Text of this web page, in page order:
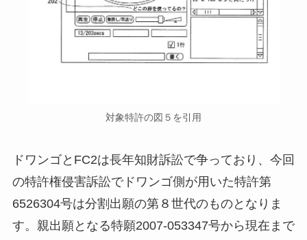
対象特許の図５を引用
ドワンゴとFC2は長年知財訴訟で争っており、今回
の特許権侵害訴訟でドワンゴ側が用いた特許第
6526304号は分割出願の第８世代のものとなりま
す。親出願となる特願2007-053347号から現在まで